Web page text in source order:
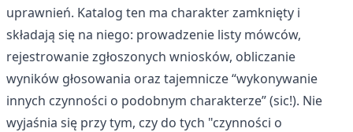
uprawnień. Katalog ten ma charakter zamknięty i
składają się na niego: prowadzenie listy mówców,
rejestrowanie zgłoszonych wniosków, obliczanie
wyników głosowania oraz tajemnicze “wykonywanie
innych czynności o podobnym charakterze” (sic!). Nie
wyjaśnia się przy tym, czy do tych "czynności o